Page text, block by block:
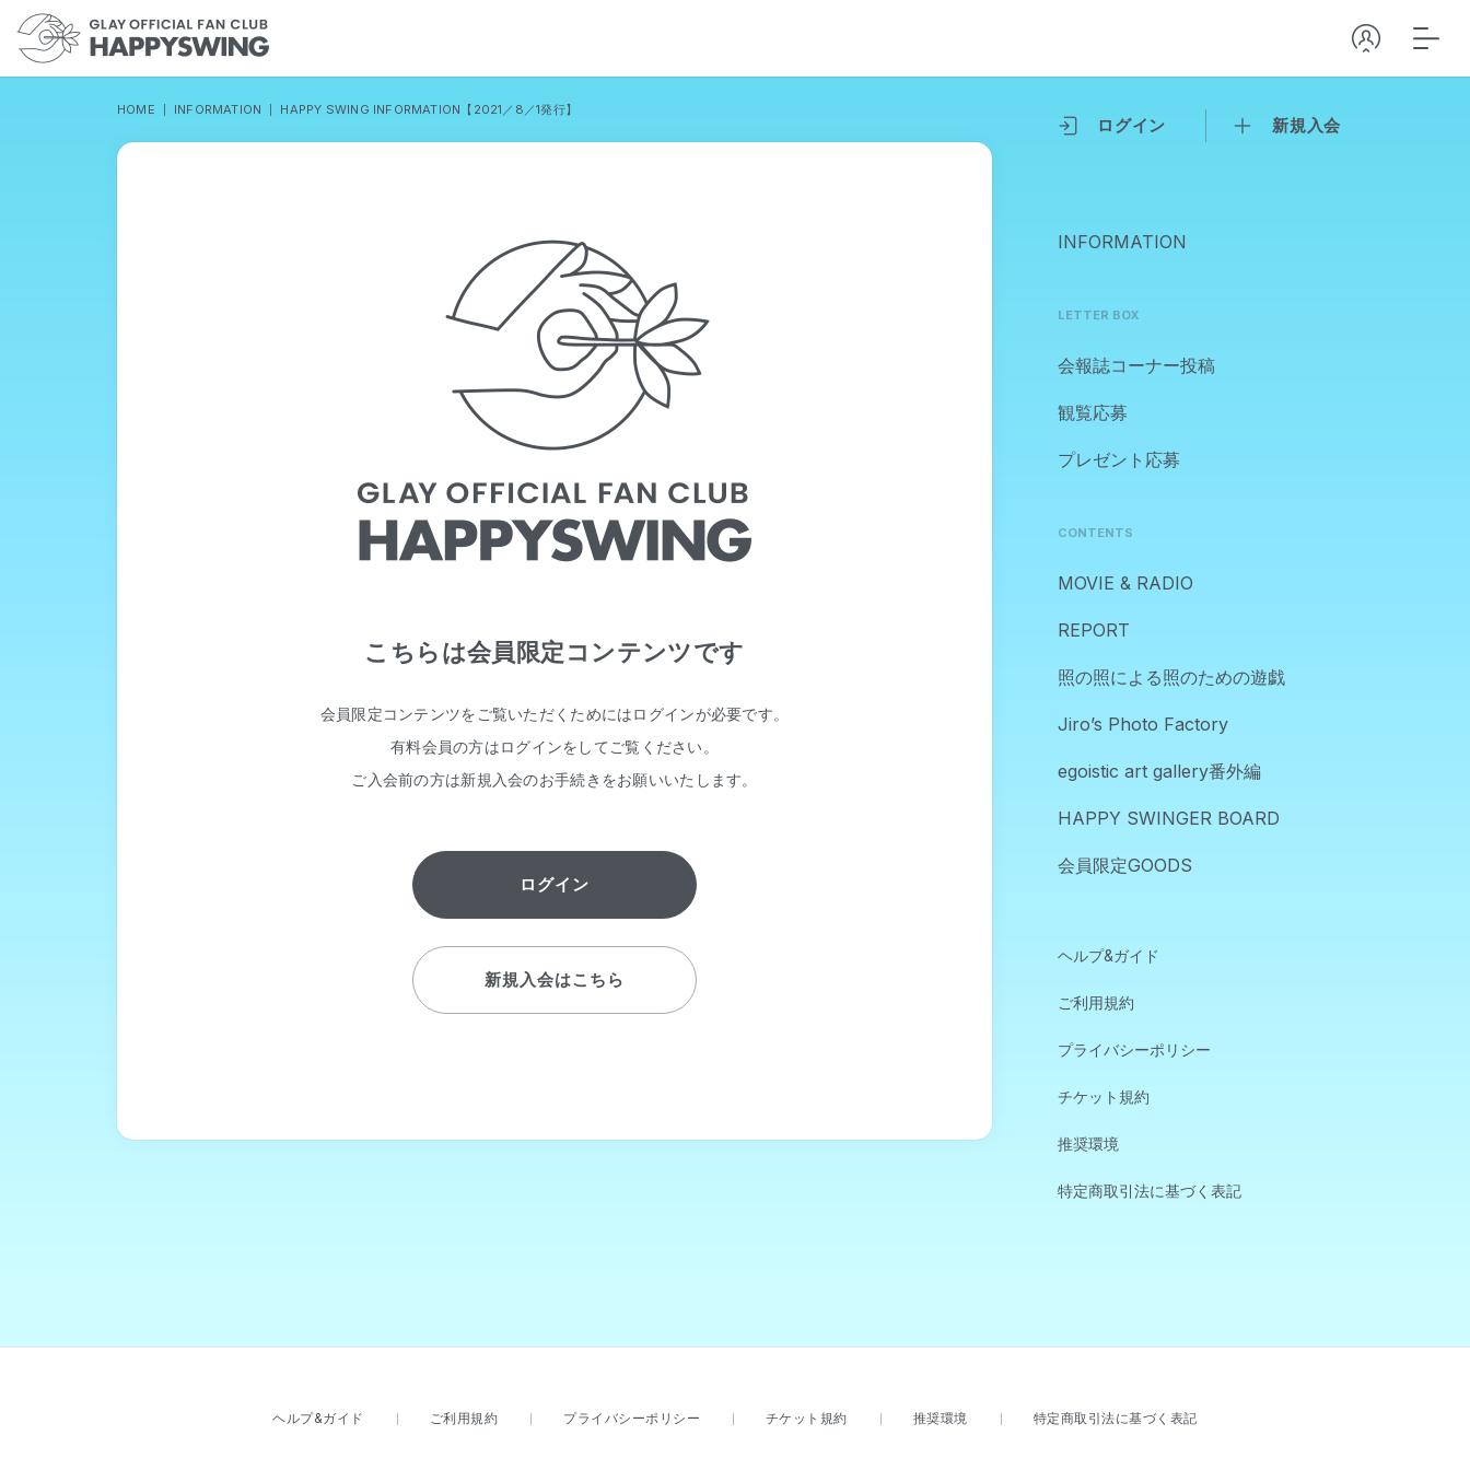
ログイン 新規入会
INFORMATION
LETTER BOX
会報誌コーナー投稿
観覧応募
プレゼント応募
CONTENTS
MOVIE & RADIO
REPORT
照の照による照のための遊戯
Jiro’s Photo Factory
egoistic art gallery番外編
HAPPY SWINGER BOARD
会員限定GOODS
ヘルプ&ガイド
ご利用規約
プライバシーポリシー
チケット規約
推奨環境
特定商取引法に基づく表記
HOME INFORMATION HAPPY SWING INFORMATION【2021／8／1発行】
こちらは会員限定コンテンツです
会員限定コンテンツをご覧いただくためにはログインが必要です。
有料会員の方はログインをしてご覧ください。
ご入会前の方は新規入会のお手続きをお願いいたします。
ログイン
新規入会はこちら
ヘルプ&ガイド ご利用規約 プライバシーポリシー チケット規約 推奨環境 特定商取引法に基づく表記